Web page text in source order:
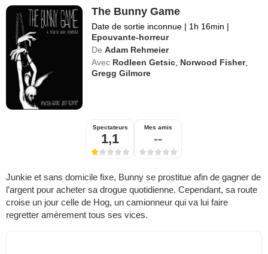
The Bunny Game
Date de sortie inconnue | 1h 16min |
Epouvante-horreur
De Adam Rehmeier
Avec Rodleen Getsic Norwood Fisher,
Gregg Gilmore
Spectateurs
1,1
Mes amis
--
Junkie et sans domicile fixe, Bunny se prostitue afin de gagner de
l’argent pour acheter sa drogue quotidienne. Cependant, sa route
croise un jour celle de Hog, un camionneur qui va lui faire
regretter amèrement tous ses vices.